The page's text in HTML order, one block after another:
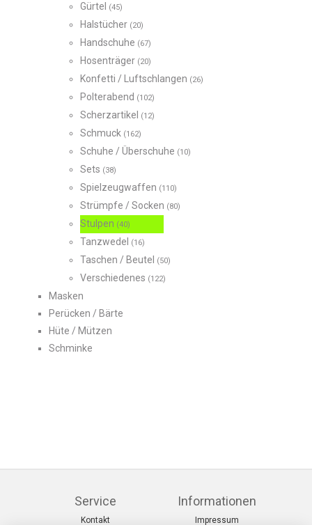
Gürtel (45)
Halstücher (20)
Handschuhe (67)
Hosenträger (20)
Konfetti / Luftschlangen (26)
Polterabend (102)
Scherzartikel (12)
Schmuck (162)
Schuhe / Überschuhe (10)
Sets (38)
Spielzeugwaffen (110)
Strümpfe / Socken (80)
Stulpen (40)
Tanzwedel (16)
Taschen / Beutel (50)
Verschiedenes (122)
Masken
Perücken / Bärte
Hüte / Mützen
Schminke
Service
Kontakt
Informationen
Impressum